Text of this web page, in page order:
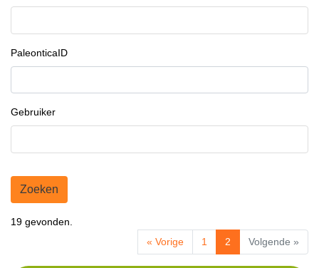
PaleonticaID
Gebruiker
Zoeken
19 gevonden.
« Vorige
1 2 Volgende »